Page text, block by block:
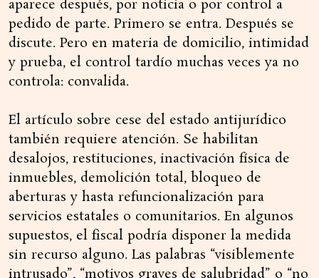
aparece después, por noticia o por control a
pedido de parte. Primero se entra. Después se
discute. Pero en materia de domicilio, intimidad
y prueba, el control tardío muchas veces ya no
controla: convalida.
El artículo sobre cese del estado antijurídico
también requiere atención. Se habilitan
desalojos, restituciones, inactivación física de
inmuebles, demolición total, bloqueo de
aberturas y hasta refuncionalización para
servicios estatales o comunitarios. En algunos
supuestos, el fiscal podría disponer la medida
sin recurso alguno. Las palabras “visiblemente